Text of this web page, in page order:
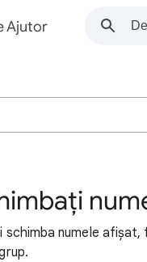
Ajutor
schimba numele